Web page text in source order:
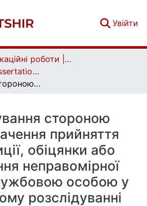
Увійти
Кваліфікаційні роботи | Qualifying works
Дисертації | Dissertations
Доказування стороною обвинувачення прийняття пропозиції, обіцянки або одержання неправомірної вигоди службовою особою у досудовому розслідуванні
стороною
прийняття
обіцянки або
неправомірної
особою у
розслідуванні